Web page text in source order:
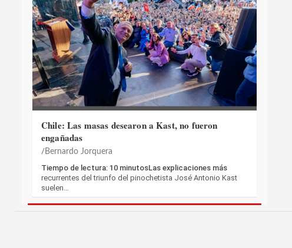
Chile: Las masas desearon a Kast, no fueron
engañadas
Bernardo Jorquera
Tiempo de lectura: 10 minutosLas explicaciones más
recurrentes del triunfo del pinochetista José Antonio Kast
suelen…